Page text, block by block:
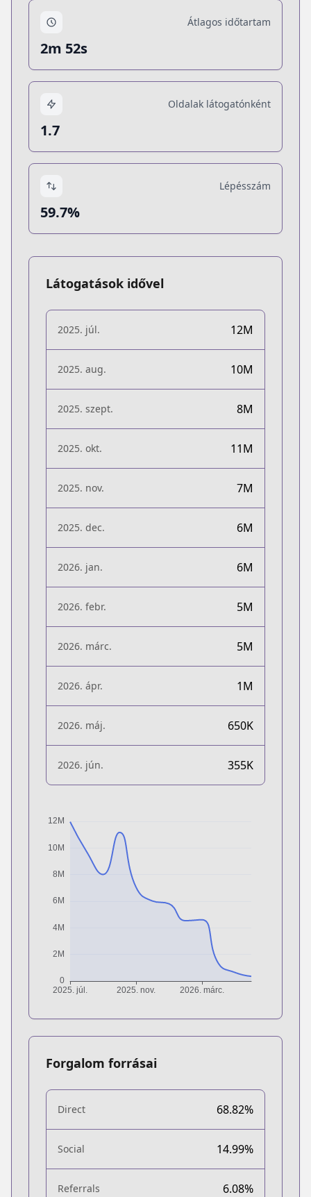
Átlagos időtartam
2m 52s
Oldalak látogatónként
1.7
Lépésszám
59.7%
Látogatások idővel
2025. júl. 12M
2025. aug. 10M
2025. szept. 8M
2025. okt. 11M
2025. nov. 7M
2025. dec. 6M
2026. jan. 6M
2026. febr. 5M
2026. márc. 5M
2026. ápr. 1M
2026. máj. 650K
2026. jún. 355K
Forgalom forrásai
Direct 68.82%
Social 14.99%
Referrals 6.08%